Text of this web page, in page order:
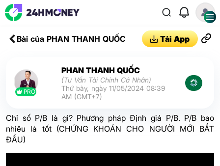
Bài của PHAN THANH QUỐC Tải App
PRO
PHAN THANH QUỐC
(Tư Vấn Tài Chính Cá Nhân)
Thứ bảy, ngày 11/05/2024 08:39
AM (GMT+7)
Chỉ số P/B là gì? Phương pháp Định giá P/B. P/B bao
nhiêu là tốt (CHỨNG KHOÁN CHO NGƯỜI MỚI BẮT
ĐẦU)